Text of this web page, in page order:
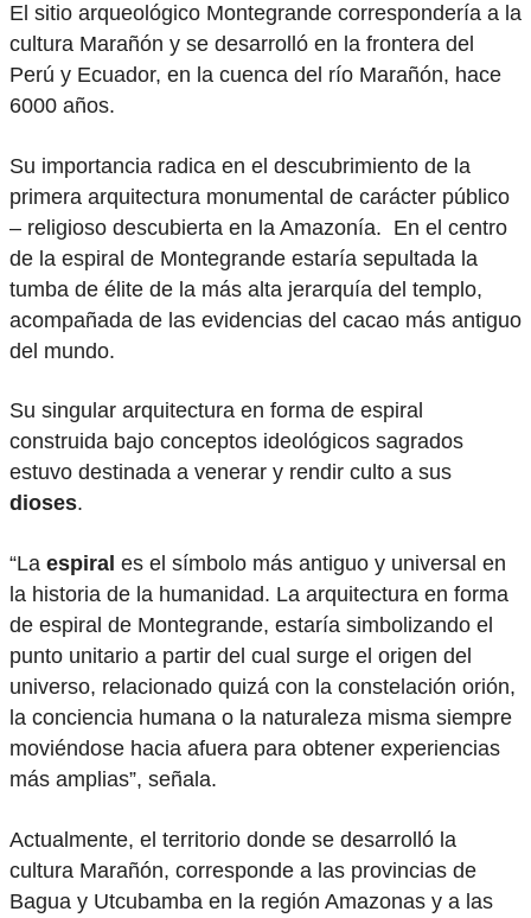
El sitio arqueológico Montegrande correspondería a la
cultura Marañón y se desarrolló en la frontera del
Perú y Ecuador, en la cuenca del río Marañón, hace
6000 años.
Su importancia radica en el descubrimiento de la
primera arquitectura monumental de carácter público
– religioso descubierta en la Amazonía. En el centro
de la espiral de Montegrande estaría sepultada la
tumba de élite de la más alta jerarquía del templo,
acompañada de las evidencias del cacao más antiguo
del mundo.
Su singular arquitectura en forma de espiral
construida bajo conceptos ideológicos sagrados
estuvo destinada a venerar y rendir culto a sus
dioses.
“La espiral es el símbolo más antiguo y universal en
la historia de la humanidad. La arquitectura en forma
de espiral de Montegrande, estaría simbolizando el
punto unitario a partir del cual surge el origen del
universo, relacionado quizá con la constelación orión,
la conciencia humana o la naturaleza misma siempre
moviéndose hacia afuera para obtener experiencias
más amplias”, señala.
Actualmente, el territorio donde se desarrolló la
cultura Marañón, corresponde a las provincias de
Bagua y Utcubamba en la región Amazonas y a las